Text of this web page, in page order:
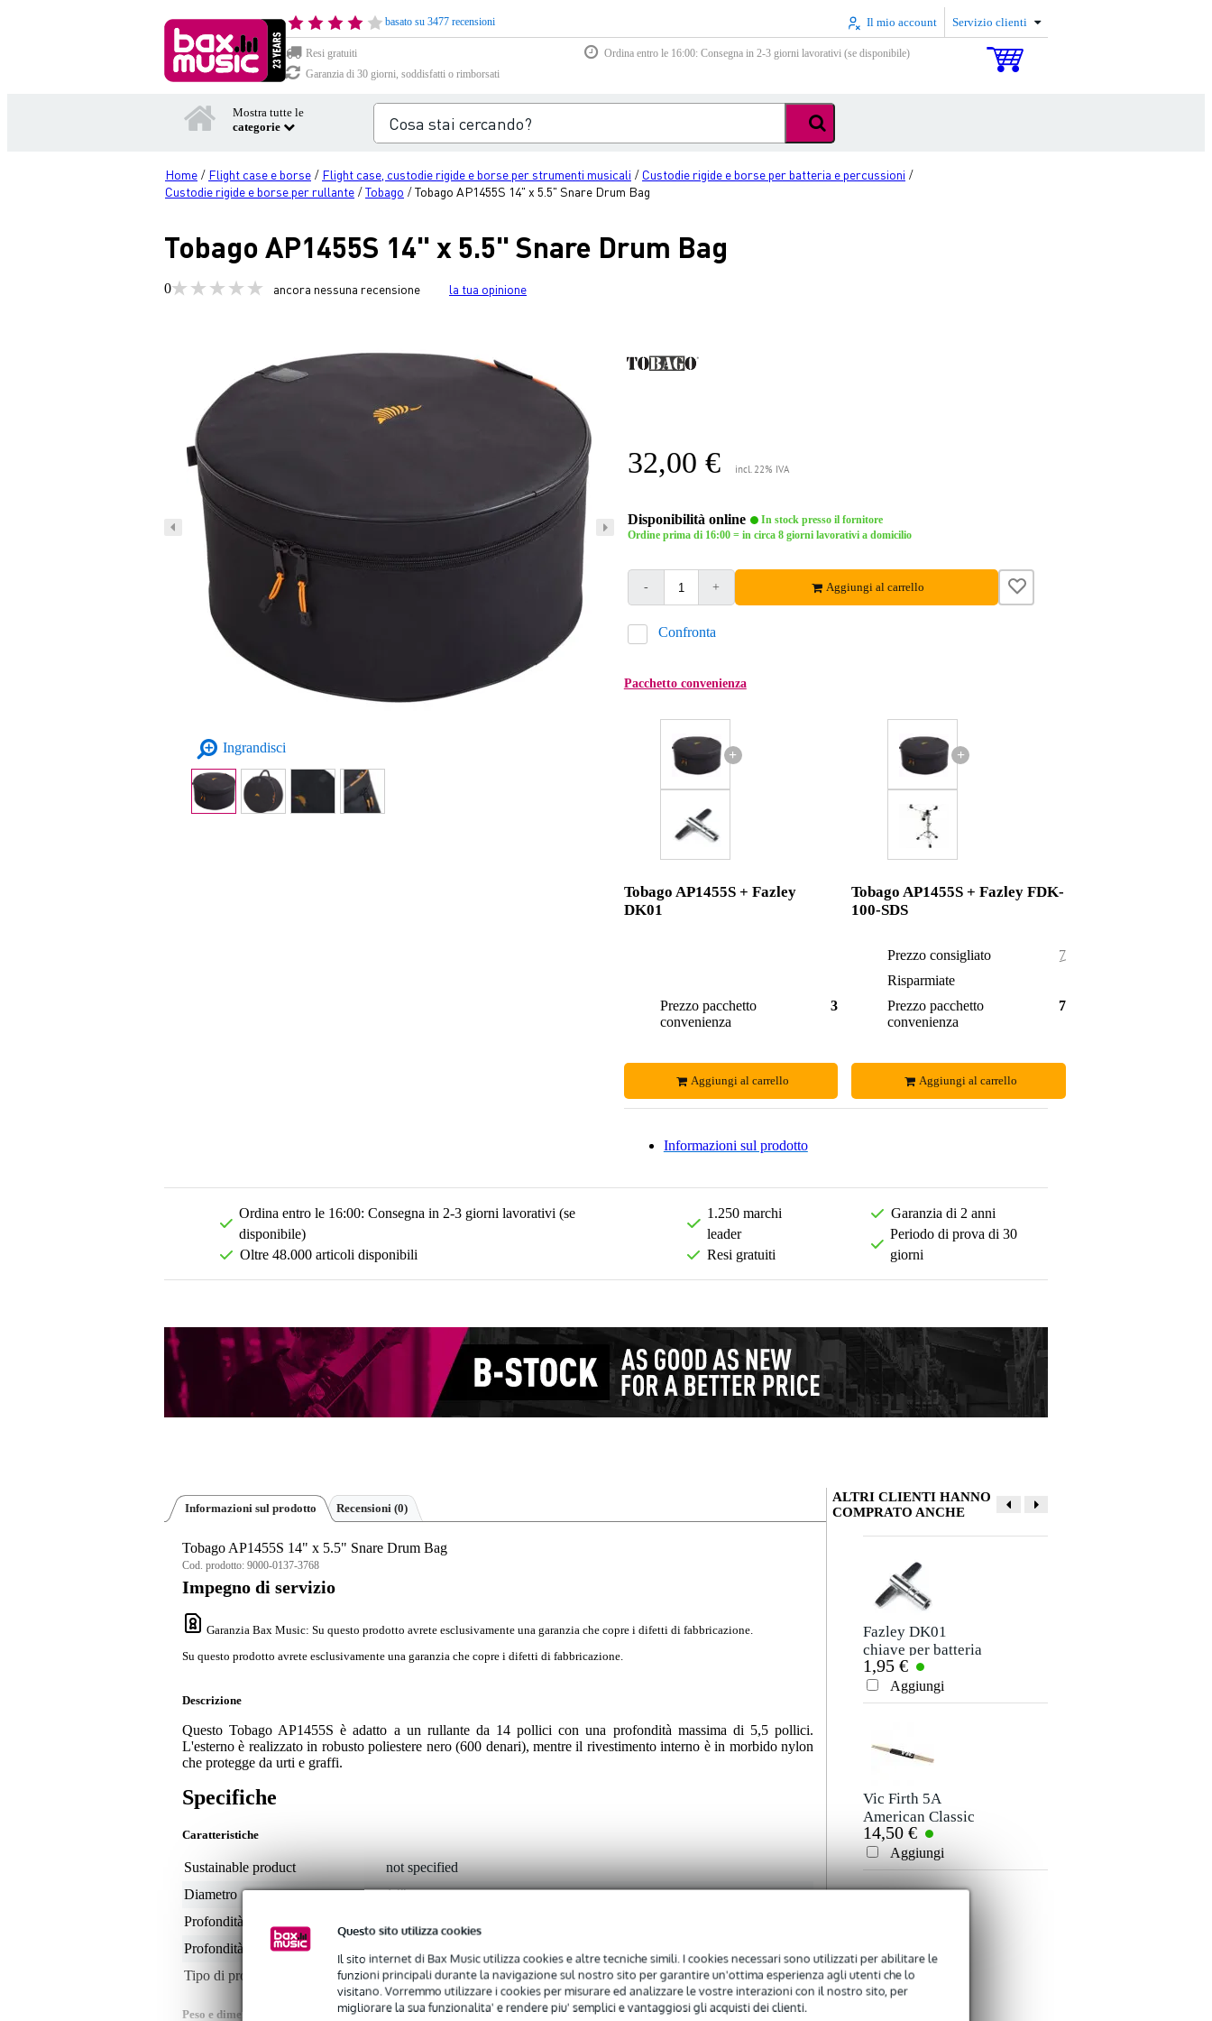
Questo sito utilizza cookies
Il sito internet di Bax Music utilizza cookies e altre tecniche simili. I cookies necessari sono utilizzati per abilitare le
funzioni principali durante la navigazione sul nostro sito per garantire un'ottima esperienza agli utenti che lo
visitano. Vorremmo utilizzare i cookies per misurare ed analizzare le vostre interazioni con il nostro sito, per
migliorare la sua funzionalita' e rendere piu' semplici e vantaggiosi gli acquisti dei clienti.
basato su 3477 recensioni Il mio account Servizio clienti
Resi gratuiti
Ordina entro le 16:00: Consegna in 2-3 giorni lavorativi (se disponibile)
Garanzia di 30 giorni, soddisfatti o rimborsati
Mostra tutte le
categorie
Home / Flight case e borse / Flight case, custodie rigide e borse per strumenti musicali / Custodie rigide e borse per batteria e percussioni /
Custodie rigide e borse per rullante /Tobago /Tobago AP1455S 14" x 5.5" Snare Drum Bag
Tobago AP1455S 14" x 5.5" Snare Drum Bag
0 ancora nessuna recensione la tua opinione
Ingrandisci
32,00 € incl. 22% IVA
Disponibilità online
In stock presso il fornitore
Ordine prima di 16:00 = in circa 8 giorni lavorativi a domicilio
- + Aggiungi al carrello
Confronta
Pacchetto convenienza
+
Tobago AP1455S + Fazley
DK01
Prezzo pacchetto
convenienza
33,95 €
Aggiungi al carrello
+
Tobago AP1455S + Fazley FDK-
100-SDS
Prezzo consigliato
77,00 €
Risparmiate
Prezzo pacchetto
convenienza
73,00 €
Aggiungi al carrello
Informazioni sul prodotto
Ordina entro le 16:00: Consegna in 2-3 giorni lavorativi (se
disponibile)
Oltre 48.000 articoli disponibili
1.250 marchi
leader
Resi gratuiti
Garanzia di 2 anni
Periodo di prova di 30
giorni
Informazioni sul prodotto Recensioni (0)
Tobago AP1455S 14" x 5.5" Snare Drum Bag
Cod. prodotto: 9000-0137-3768
Impegno di servizio
Garanzia Bax Music: Su questo prodotto avrete esclusivamente una garanzia che copre i difetti di fabbricazione.
Su questo prodotto avrete esclusivamente una garanzia che copre i difetti di fabbricazione.
Descrizione
Questo Tobago AP1455S è adatto a un rullante da 14 pollici con una profondità massima di 5,5 pollici.
L'esterno è realizzato in robusto poliestere nero (600 denari), mentre il rivestimento interno è in morbido nylon
che protegge da urti e graffi.
Specifiche
Caratteristiche
Sustainable product
not specified
Diametro
14"
Profondità massima
Profondità minima
Tipo di protezione
borsa
Peso e dimensioni imballaggio incluso
La tua opinione
Soprannome
Valutazione
Inviare
Non ci sono ancora recensioni per questo prodotto.
ALTRI CLIENTI HANNO
COMPRATO ANCHE
Fazley DK01
chiave per batteria
1,95 €
Aggiungi
Vic Firth 5A
American Classic
bacchette per
batteria in noce
americano con
punta in legno
14,50 €
Aggiungi
Innox ISA 02
leggìo
17,50 €